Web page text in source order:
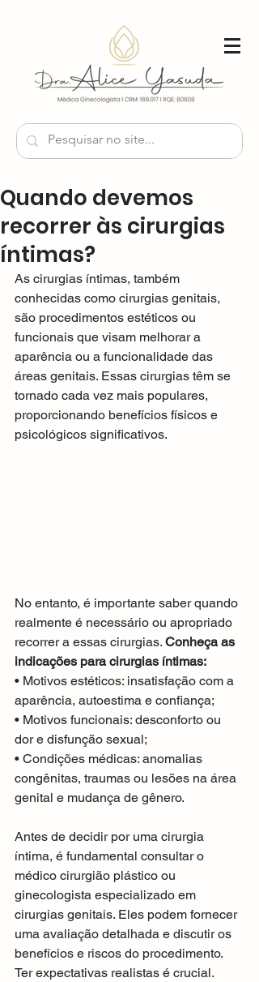
Quando devemos
recorrer às cirurgias
íntimas?
As cirurgias íntimas, também
conhecidas como cirurgias genitais,
são procedimentos estéticos ou
funcionais que visam melhorar a
aparência ou a funcionalidade das
áreas genitais. Essas cirurgias têm se
tornado cada vez mais populares,
proporcionando benefícios físicos e
psicológicos significativos.
No entanto, é importante saber quando
realmente é necessário ou apropriado
recorrer a essas cirurgias. Conheça as
indicações para cirurgias íntimas:
• Motivos estéticos: insatisfação com a
aparência, autoestima e confiança;
• Motivos funcionais: desconforto ou
dor e disfunção sexual;
• Condições médicas: anomalias
congênitas, traumas ou lesões na área
genital e mudança de gênero.
Antes de decidir por uma cirurgia
íntima, é fundamental consultar o
médico cirurgião plástico ou
ginecologista especializado em
cirurgias genitais. Eles podem fornecer
uma avaliação detalhada e discutir os
benefícios e riscos do procedimento.
Ter expectativas realistas é crucial.